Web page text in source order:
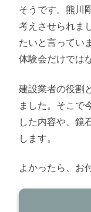
そうです。熊川
考えさせられま
たいと言ってい
体験会だけでは
建設業者の役割
ました。そこで
した内容や、鏡
します。
よかったら、お